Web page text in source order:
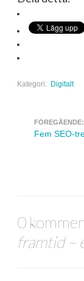
Kategori: Digitalt
Navigera
FÖREGÅENDE:
Fem SEO-
0
framtid –